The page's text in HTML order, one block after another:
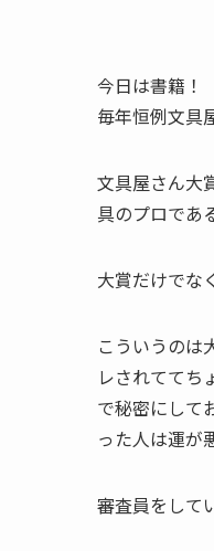
今日は書籍！
毎年恒例文具
文具屋さん大
具のプロであ
大賞だけでな
こういうのは
レされててち
で秘密にして
った人は運が
審査員をして